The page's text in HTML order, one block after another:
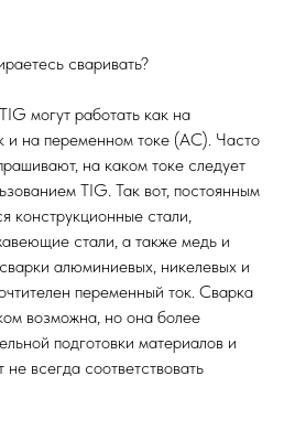
сваривать?
могут работать как на
и на переменном токе (AC). Часто
на каком токе следует
TIG. Так вот, постоянным
конструкционные стали,
стали, а также медь и
алюминиевых, никелевых и
переменный ток. Сварка
возможна, но она более
подготовки материалов и
всегда соответствовать